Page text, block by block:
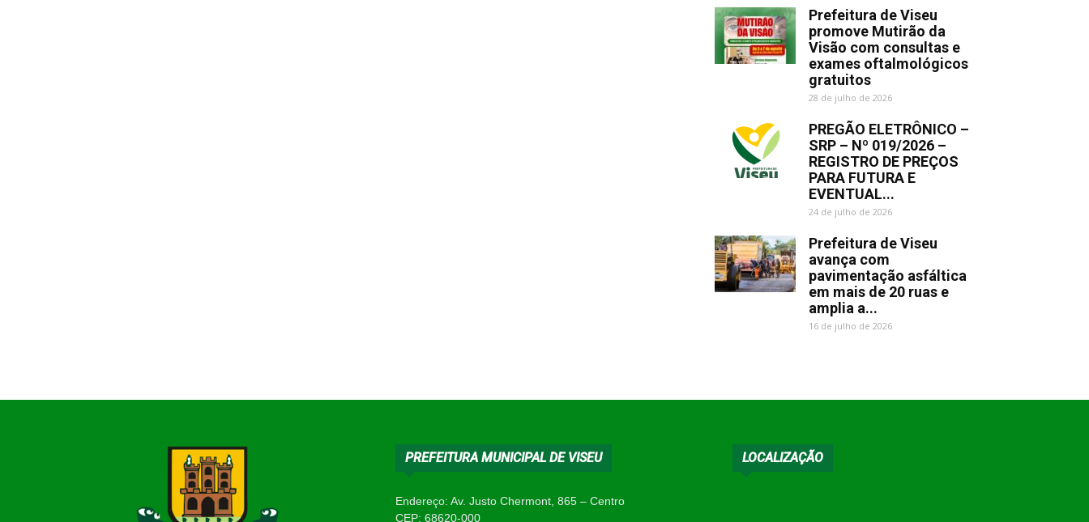
Prefeitura de Viseu
promove Mutirão da
Visão com consultas e
exames oftalmológicos
gratuitos
28 de julho de 2026
PREGÃO ELETRÔNICO –
SRP – Nº 019/2026 –
REGISTRO DE PREÇOS
PARA FUTURA E
EVENTUAL...
24 de julho de 2026
Prefeitura de Viseu
avança com
pavimentação asfáltica
em mais de 20 ruas e
amplia a...
16 de julho de 2026
PREFEITURA MUNICIPAL DE VISEU
Endereço: Av. Justo Chermont, 865 – Centro
CEP: 68620-000
LOCALIZAÇÃO